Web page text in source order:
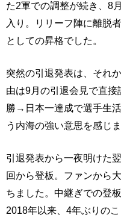
た2軍での調整が続き、8
入り。リリーフ陣に離脱
としての昇格でした。
突然の引退発表は、それ
由は9月の引退会見で直
勝→日本一達成で選手生
う内海の強い意思を感じま
引退発表から一夜明けた
回から登板。ファンから
ちました。中継ぎでの登
2018年以来、4年ぶりのこ